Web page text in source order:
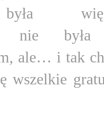
nie
ale… i tak
wszelkie